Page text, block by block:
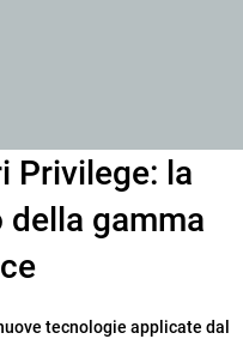
Privilege: la
gamma
tecnologie applicate dal